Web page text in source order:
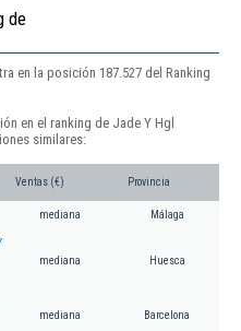
de
en la posición 187.527 del Ranking
en el ranking de Jade Y Hgl
similares:
Ventas (€) Provincia
mediana Málaga
mediana Huesca
mediana Barcelona